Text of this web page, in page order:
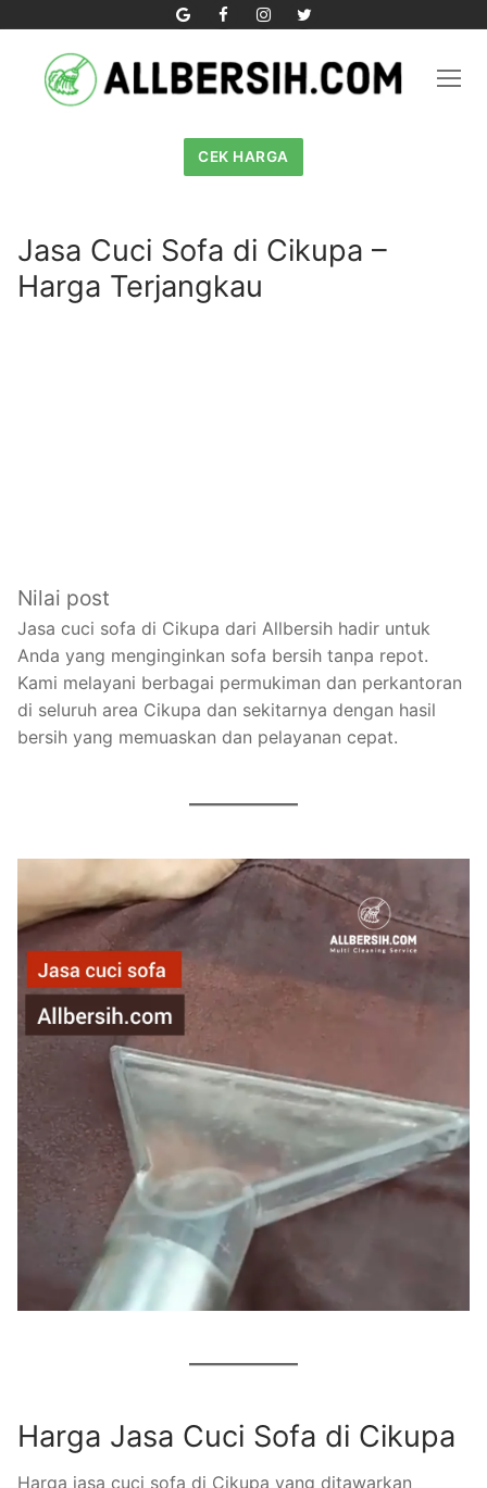
content
CEK HARGA
Jasa Cuci Sofa di Cikupa –
Harga Terjangkau
Nilai post
Jasa cuci sofa di Cikupa dari Allbersih hadir untuk
Anda yang menginginkan sofa bersih tanpa repot.
Kami melayani berbagai permukiman dan perkantoran
di seluruh area Cikupa dan sekitarnya dengan hasil
bersih yang memuaskan dan pelayanan cepat.
Harga Jasa Cuci Sofa di Cikupa
Harga jasa cuci sofa di Cikupa yang ditawarkan